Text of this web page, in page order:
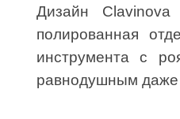
Дизайн Clavinova
полированная
инструмента с
равнодушным даже